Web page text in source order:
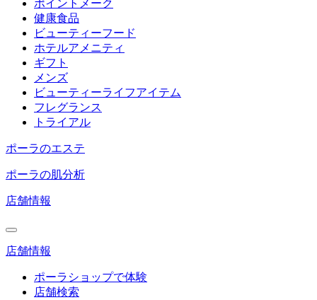
ポイントメーク
健康食品
ビューティーフード
ホテルアメニティ
ギフト
メンズ
ビューティーライフアイテム
フレグランス
トライアル
ポーラのエステ
ポーラの肌分析
店舗情報
店舗情報
ポーラショップで体験
店舗検索